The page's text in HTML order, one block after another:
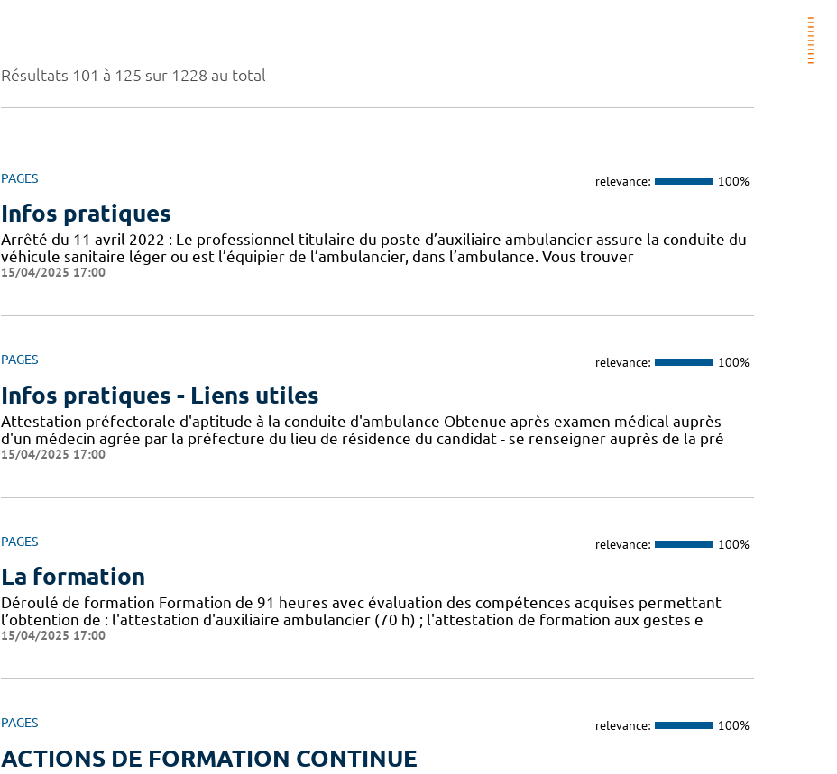
Résultats 101 à 125 sur 1228 au total
PAGES relevance: 100%
Infos pratiques
Arrêté du 11 avril 2022 : Le professionnel titulaire du poste d’auxiliaire ambulancier assure la conduite du
véhicule sanitaire léger ou est l’équipier de l’ambulancier, dans l’ambulance. Vous trouver
15/04/2025 17:00
PAGES relevance: 100%
Infos pratiques - Liens utiles
Attestation préfectorale d'aptitude à la conduite d'ambulance Obtenue après examen médical auprès
d'un médecin agrée par la préfecture du lieu de résidence du candidat - se renseigner auprès de la pré
15/04/2025 17:00
PAGES relevance: 100%
La formation
Déroulé de formation Formation de 91 heures avec évaluation des compétences acquises permettant
l’obtention de : l'attestation d'auxiliaire ambulancier (70 h) ; l'attestation de formation aux gestes e
15/04/2025 17:00
PAGES relevance: 100%
ACTIONS DE FORMATION CONTINUE